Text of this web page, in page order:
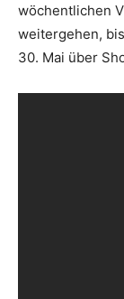
wöchentlichen
weitergehen,
30. Mai über